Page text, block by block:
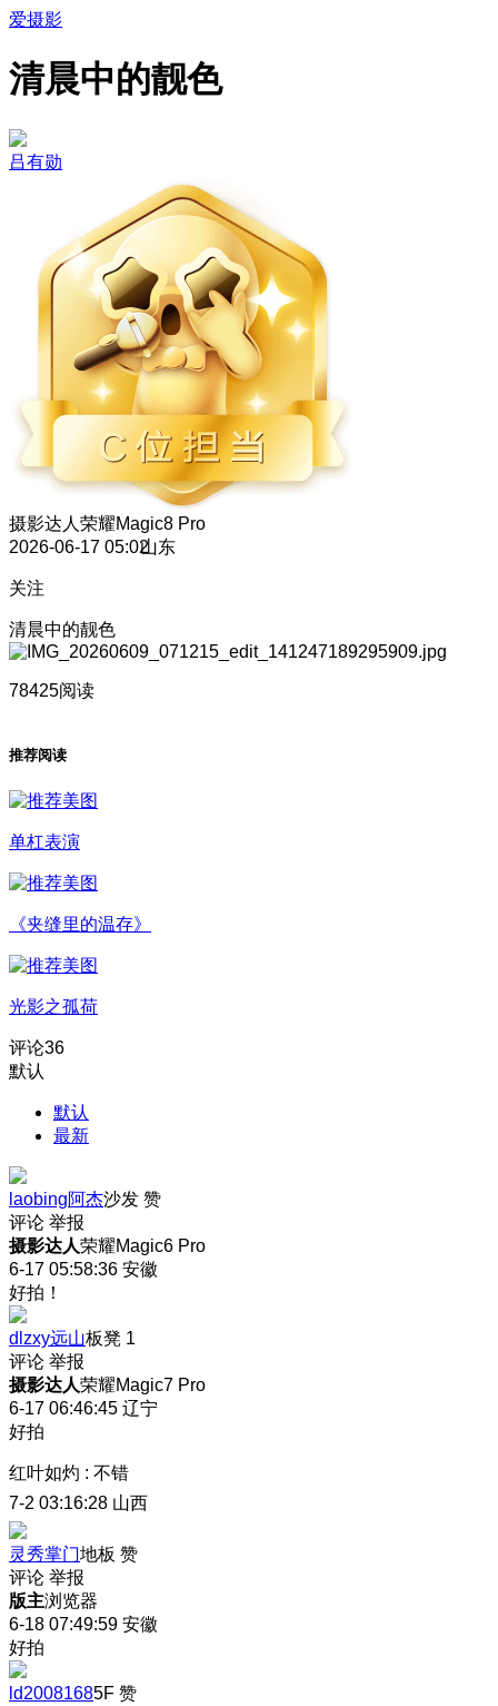
爱摄影
清晨中的靓色
吕有勋
摄影达人 荣耀Magic8 Pro
2026-06-17 05:02山东
关注
清晨中的靓色
78425阅读
推荐阅读
单杠表演
《夹缝里的温存》
光影之孤荷
评论36
默认
默认
最新
laobing阿杰沙发 赞
评论 举报
摄影达人荣耀Magic6 Pro
6-17 05:58:36 安徽
好拍！
dlzxy远山板凳 1
评论 举报
摄影达人荣耀Magic7 Pro
6-17 06:46:45 辽宁
好拍
红叶如灼 : 不错
7-2 03:16:28 山西
灵秀掌门地板 赞
评论 举报
版主浏览器
6-18 07:49:59 安徽
好拍
ld20081685F 赞